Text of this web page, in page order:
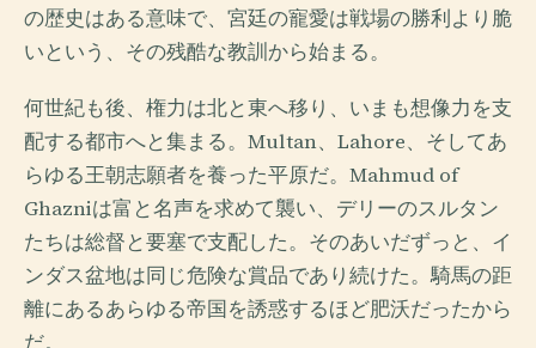
の歴史はある意味で、宮廷の寵愛は戦場の勝利より脆
いという、その残酷な教訓から始まる。
何世紀も後、権力は北と東へ移り、いまも想像力を支
配する都市へと集まる。Multan、Lahore、そしてあ
らゆる王朝志願者を養った平原だ。Mahmud of
Ghazniは富と名声を求めて襲い、デリーのスルタン
たちは総督と要塞で支配した。そのあいだずっと、イ
ンダス盆地は同じ危険な賞品であり続けた。騎馬の距
離にあるあらゆる帝国を誘惑するほど肥沃だったから